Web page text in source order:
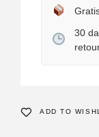
30
ADD TO